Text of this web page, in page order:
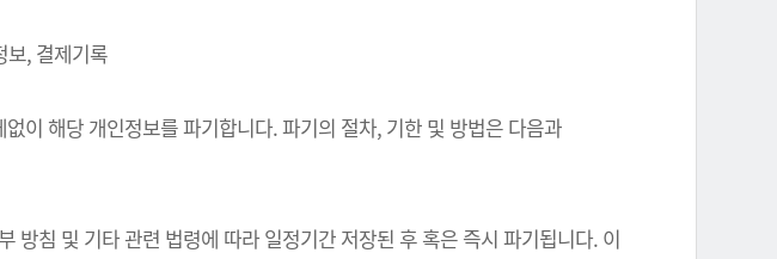
보, 결제기록
이 해당 개인정보를 파기합니다. 파기의 절차, 기한 및 방법은 다음과
방침 및 기타 관련 법령에 따라 일정기간 저장된 후 혹은 즉시 파기됩니다. 이